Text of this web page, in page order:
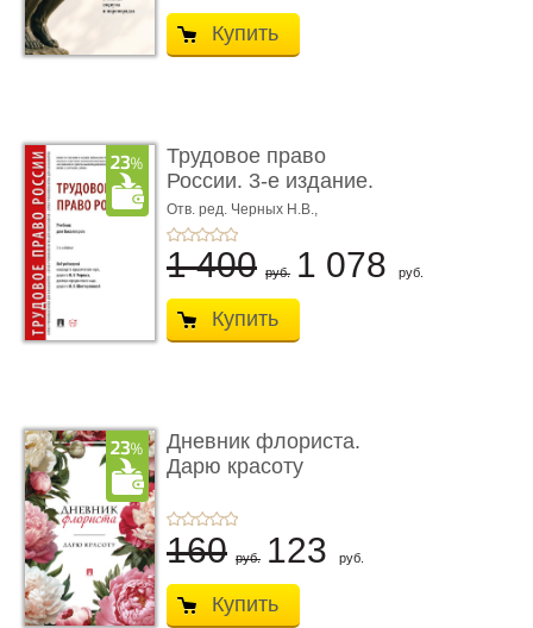
Купить
Трудовое право
России. 3-е издание.
Учебник для ...
Отв. ред. Черных Н.В.,
Шестерякова И.В.
1 400 руб. 1 078 руб.
Купить
Дневник флориста.
Дарю красоту
160 руб. 123 руб.
Купить